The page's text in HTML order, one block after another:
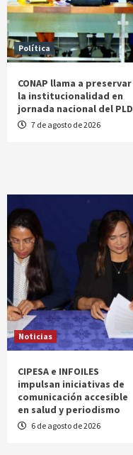
Política
CONAP llama a preservar
la institucionalidad en
jornada nacional del PLD
7 de agosto de 2026
Noticias
CIPESA e INFOILES
impulsan iniciativas de
comunicación accesible
en salud y periodismo
6 de agosto de 2026